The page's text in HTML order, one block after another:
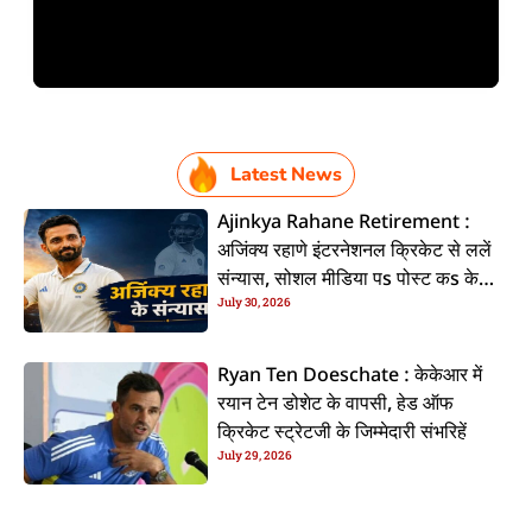
Latest News
Ajinkya Rahane Retirement :
अजिंक्य रहाणे इंटरनेशनल क्रिकेट से ललें
संन्यास, सोशल मीडिया पs पोस्ट कs के
कइलें एलान
July 30, 2026
Ryan Ten Doeschate : केकेआर में
रयान टेन डोशेट के वापसी, हेड ऑफ
क्रिकेट स्ट्रेटजी के जिम्मेदारी संभरिहें
July 29, 2026